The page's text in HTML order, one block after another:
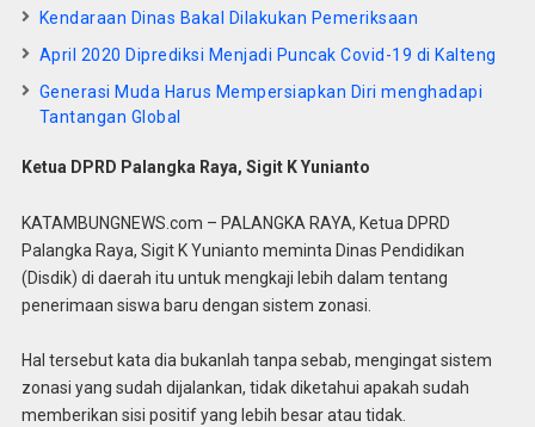
Kendaraan Dinas Bakal Dilakukan Pemeriksaan
April 2020 Diprediksi Menjadi Puncak Covid-19 di Kalteng
Generasi Muda Harus Mempersiapkan Diri menghadapi
Tantangan Global
Ketua DPRD Palangka Raya, Sigit K Yunianto
KATAMBUNGNEWS.com – PALANGKA RAYA, Ketua DPRD
Palangka Raya, Sigit K Yunianto meminta Dinas Pendidikan
(Disdik) di daerah itu untuk mengkaji lebih dalam tentang
penerimaan siswa baru dengan sistem zonasi.
Hal tersebut kata dia bukanlah tanpa sebab, mengingat sistem
zonasi yang sudah dijalankan, tidak diketahui apakah sudah
memberikan sisi positif yang lebih besar atau tidak.